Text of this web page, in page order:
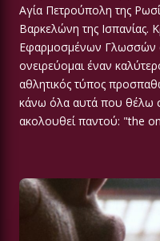
Αγία Πετρούπολη της
Βαρκελώνη της Ισπανίας.
Εφαρμοσμένων Γλωσσών
ονειρεύομαι έναν
αθλητικός τύπος
κάνω όλα αυτά που θέλω
ακολουθεί παντού: "the